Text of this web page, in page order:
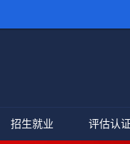
招生就业 评估认证